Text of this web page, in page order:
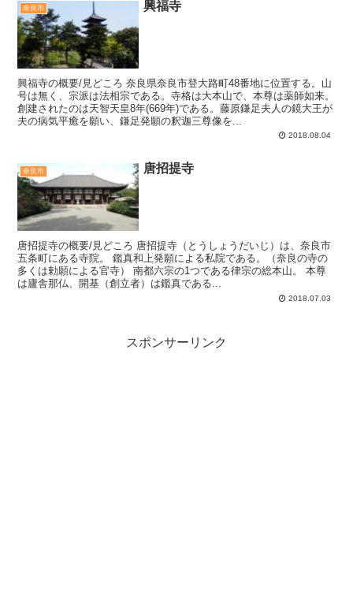
奈良市 興福寺
興福寺の概要/見どころ 奈良県奈良市登大路町48番地に位置する。山
号は無く、宗派は法相宗である。寺格は大本山で、本尊は薬師如来。
創建されたのは天智天皇8年(669年)である。藤原鎌足夫人の鏡大王が
夫の病気平癒を願い、鎌足発願の釈迦三尊像を...
2018.08.04
奈良市 唐招提寺
唐招提寺の概要/見どころ 唐招提寺（とうしょうだいじ）は、奈良市
五条町にある寺院。 鑑真和上発願による私院である。（奈良の寺の
多くは勅願による官寺） 南都六宗の1つである律宗の総本山。 本尊
は廬舎那仏、開基（創立者）は鑑真である...
2018.07.03
スポンサーリンク